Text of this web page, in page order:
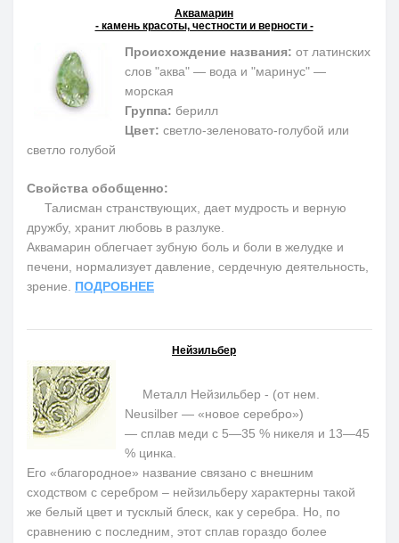
Аквамарин
- камень красоты, честности и верности -
Происхождение названия: от латинских
слов "аква" — вода и "маринус" —
морская
Группа: берилл
Цвет: светло-зеленовато-голубой или
светло голубой
Свойства обобщенно:
Талисман странствующих, дает мудрость и верную
дружбу, хранит любовь в разлуке.
Аквамарин облегчает зубную боль и боли в желудке и
печени, нормализует давление, сердечную деятельность,
зрение. ПОДРОБНЕЕ
Нейзильбер
Металл Нейзильбер - (от нем.
Neusilber — «новое серебро»)
— сплав меди с 5—35 % никеля и 13—45
% цинка.
Его «благородное» название связано с внешним
сходством с серебром – нейзильберу характерны такой
же белый цвет и тусклый блеск, как у серебра. Но, по
сравнению с последним, этот сплав гораздо более